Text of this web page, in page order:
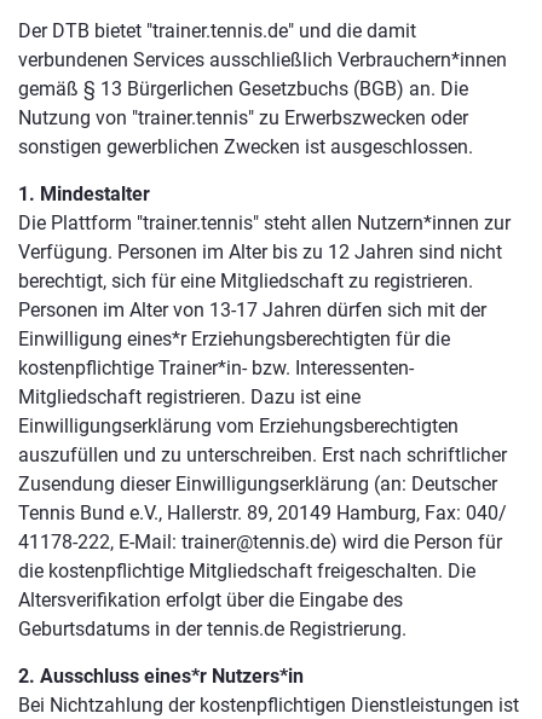
Der DTB bietet "trainer.tennis.de" und die damit
verbundenen Services ausschließlich Verbrauchern*innen
gemäß § 13 Bürgerlichen Gesetzbuchs (BGB) an. Die
Nutzung von "trainer.tennis" zu Erwerbszwecken oder
sonstigen gewerblichen Zwecken ist ausgeschlossen.
1. Mindestalter
Die Plattform "trainer.tennis" steht allen Nutzern*innen zur
Verfügung. Personen im Alter bis zu 12 Jahren sind nicht
berechtigt, sich für eine Mitgliedschaft zu registrieren.
Personen im Alter von 13-17 Jahren dürfen sich mit der
Einwilligung eines*r Erziehungsberechtigten für die
kostenpflichtige Trainer*in- bzw. Interessenten-
Mitgliedschaft registrieren. Dazu ist eine
Einwilligungserklärung vom Erziehungsberechtigten
auszufüllen und zu unterschreiben. Erst nach schriftlicher
Zusendung dieser Einwilligungserklärung (an: Deutscher
Tennis Bund e.V., Hallerstr. 89, 20149 Hamburg, Fax: 040/
41178-222, E-Mail: trainer@tennis.de) wird die Person für
die kostenpflichtige Mitgliedschaft freigeschalten. Die
Altersverifikation erfolgt über die Eingabe des
Geburtsdatums in der tennis.de Registrierung.
2. Ausschluss eines*r Nutzers*in
Bei Nichtzahlung der kostenpflichtigen Dienstleistungen ist